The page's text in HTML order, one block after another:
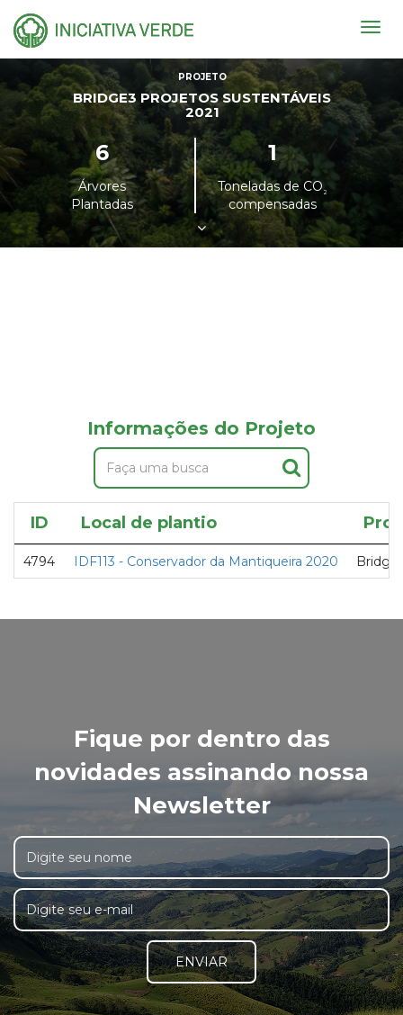
PROJETO
BRIDGE3 PROJETOS SUSTENTÁVEIS
2021
6
Árvores
Plantadas
1
Toneladas de CO²
compensadas
Informações do Projeto
ID Local de plantio
4794 IDF113 - Conservador da Mantiqueira 2020
Fique por dentro das
novidades assinando nossa
Newsletter
ENVIAR